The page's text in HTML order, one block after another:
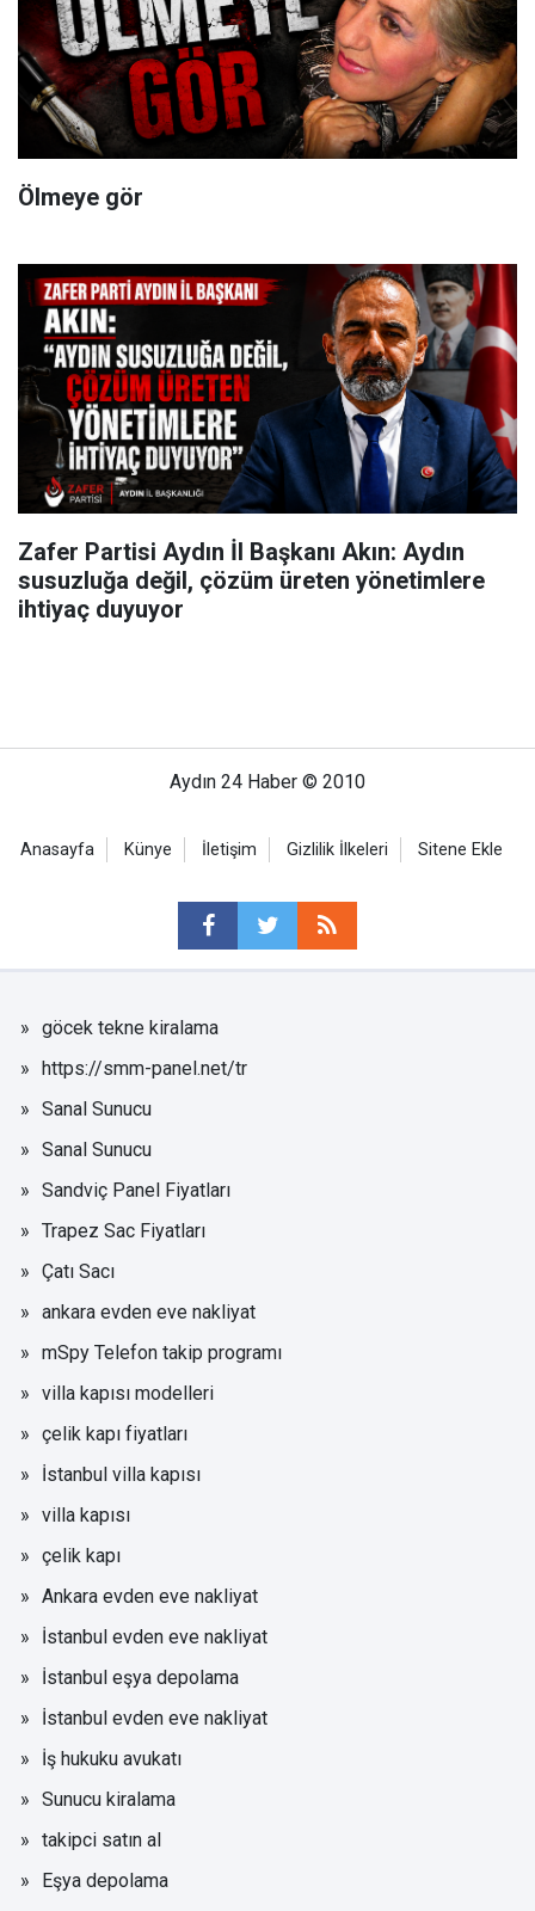
Ölmeye gör
Zafer Partisi Aydın İl Başkanı Akın: Aydın
susuzluğa değil, çözüm üreten yönetimlere
ihtiyaç duyuyor
Aydın 24 Haber © 2010
Anasayfa Künye İletişim Gizlilik İlkeleri Sitene Ekle
göcek tekne kiralama
https://smm-panel.net/tr
Sanal Sunucu
Sanal Sunucu
Sandviç Panel Fiyatları
Trapez Sac Fiyatları
Çatı Sacı
ankara evden eve nakliyat
mSpy Telefon takip programı
villa kapısı modelleri
çelik kapı fiyatları
İstanbul villa kapısı
villa kapısı
çelik kapı
Ankara evden eve nakliyat
İstanbul evden eve nakliyat
İstanbul eşya depolama
İstanbul evden eve nakliyat
İş hukuku avukatı
Sunucu kiralama
takipci satın al
Eşya depolama